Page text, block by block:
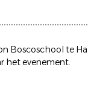
Boscoschool te
het evenement.